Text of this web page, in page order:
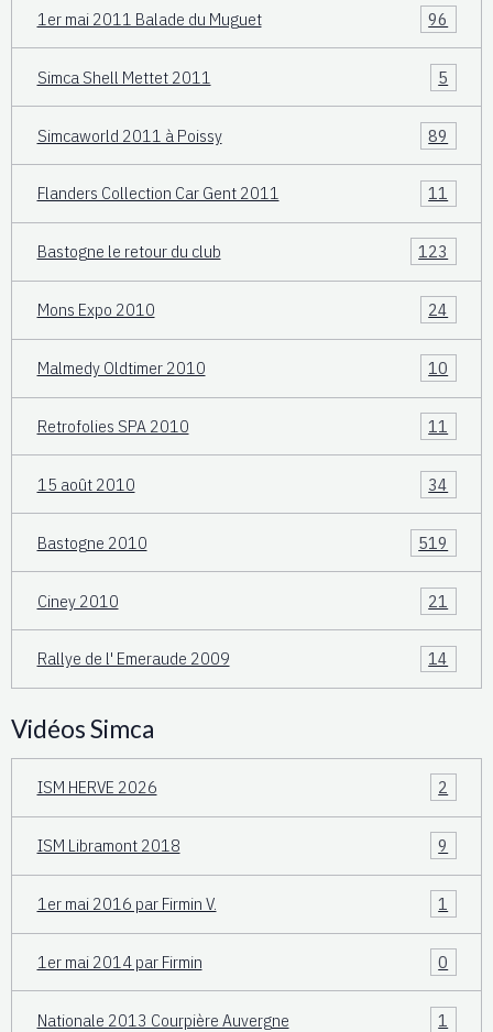
1er mai 2011 Balade du Muguet 96
Simca Shell Mettet 2011 5
Simcaworld 2011 à Poissy 89
Flanders Collection Car Gent 2011 11
Bastogne le retour du club 123
Mons Expo 2010 24
Malmedy Oldtimer 2010 10
Retrofolies SPA 2010 11
15 août 2010 34
Bastogne 2010 519
Ciney 2010 21
Rallye de l' Emeraude 2009 14
Vidéos Simca
ISM HERVE 2026 2
ISM Libramont 2018 9
1er mai 2016 par Firmin V. 1
1er mai 2014 par Firmin 0
Nationale 2013 Courpière Auvergne 1